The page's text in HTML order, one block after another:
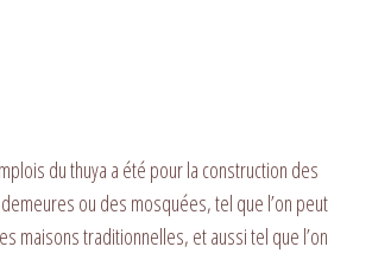
du thuya a été pour la construction des
ou des mosquées, tel que l’on peut
maisons traditionnelles, et aussi tel que l’on